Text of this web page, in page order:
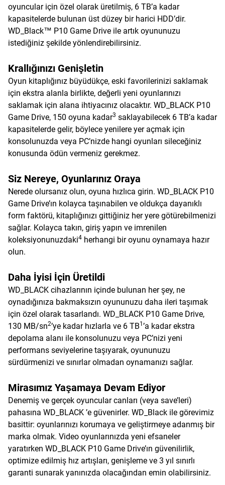
oyuncular için özel olarak üretilmiş, 6 TB’a kadar
kapasitelerde bulunan üst düzey bir harici HDD’dir.
WD_Black™ P10 Game Drive ile artık oyununuzu
istediğiniz şekilde yönlendirebilirsiniz.
Krallığınızı Genişletin
Oyun kitaplığınız büyüdükçe, eski favorilerinizi saklamak
için ekstra alanla birlikte, değerli yeni oyunlarınızı
saklamak için alana ihtiyacınız olacaktır. WD_BLACK P10
Game Drive, 150 oyuna kadar3 saklayabilecek 6 TB’a kadar
kapasitelerde gelir, böylece yenilere yer açmak için
konsolunuzda veya PC’nizde hangi oyunları sileceğiniz
konusunda ödün vermeniz gerekmez.
Siz Nereye, Oyunlarınız Oraya
Nerede olursanız olun, oyuna hızlıca girin. WD_BLACK P10
Game Drive’ın kolayca taşınabilen ve oldukça dayanıklı
form faktörü, kitaplığınızı gittiğiniz her yere götürebilmenizi
sağlar. Kolayca takın, giriş yapın ve imrenilen
koleksiyonunuzdaki4 herhangi bir oyunu oynamaya hazır
olun.
Daha İyisi İçin Üretildi
WD_BLACK cihazlarının içinde bulunan her şey, ne
oynadığınıza bakmaksızın oyununuzu daha ileri taşımak
için özel olarak tasarlandı. WD_BLACK P10 Game Drive,
130 MB/sn2’ye kadar hızlarla ve 6 TB1 ’a kadar ekstra
depolama alanı ile konsolunuzu veya PC’nizi yeni
performans seviyelerine taşıyarak, oyununuzu
sürdürmenizi ve sınırlar olmadan oynamanızı sağlar.
Mirasımız Yaşamaya Devam Ediyor
Denemiş ve gerçek oyuncular canları (veya save’leri)
pahasına WD_BLACK ’e güvenirler. WD_Black ile görevimiz
basittir: oyunlarınızı korumaya ve geliştirmeye adanmış bir
marka olmak. Video oyunlarınızda yeni efsaneler
yaratırken WD_BLACK P10 Game Drive’ın güvenilirlik,
optimize edilmiş hız artışları, genişleme ve 3 yıl sınırlı
garanti sunarak yanınızda olacağından emin olabilirsiniz.